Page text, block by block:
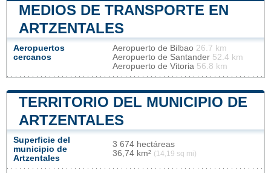
MEDIOS DE TRANSPORTE EN
ARTZENTALES
Aeropuertos
cercanos
Aeropuerto de Bilbao 26.7 km
Aeropuerto de Santander 52.4 km
Aeropuerto de Vitoria 56.8 km
TERRITORIO DEL MUNICIPIO DE
ARTZENTALES
Superficie del
municipio de
Artzentales
3 674 hectáreas
36,74 km² (14,19 sq mi)